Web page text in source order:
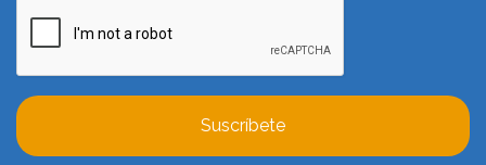
Suscríbete